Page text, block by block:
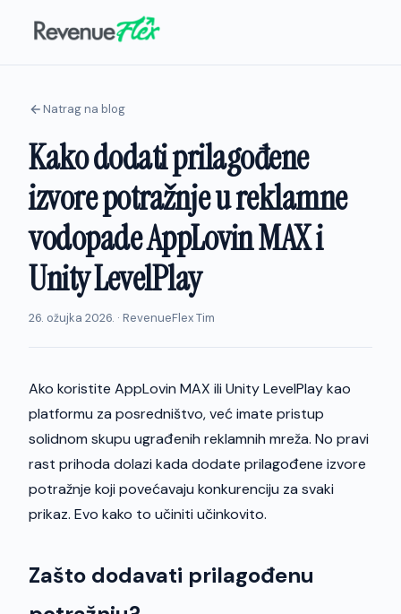
Natrag na blog
Kako dodati prilagođene
izvore potražnje u reklamne
vodopade AppLovin MAX i
Unity LevelPlay
26. ožujka 2026. · RevenueFlex Tim
Ako koristite AppLovin MAX ili Unity LevelPlay kao
platformu za posredništvo, već imate pristup
solidnom skupu ugrađenih reklamnih mreža. No pravi
rast prihoda dolazi kada dodate prilagođene izvore
potražnje koji povećavaju konkurenciju za svaki
prikaz. Evo kako to učiniti učinkovito.
Zašto dodavati prilagođenu